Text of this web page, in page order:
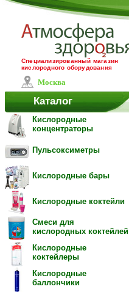
Специализированный магазин
кислородного оборудования
Каталог
Кислородные
концентраторы
Пульсоксиметры
Кислородные бары
Кислородные коктейли
Смеси для
кислородных коктейлей
Кислородные
коктейлеры
Кислородные
баллончики